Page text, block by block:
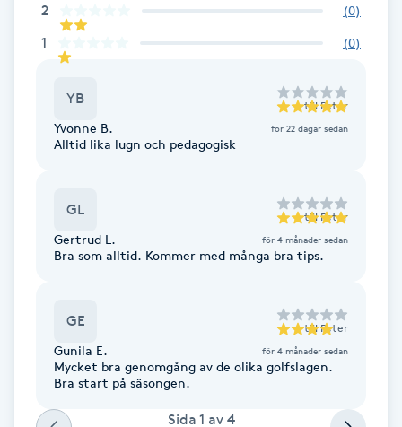
Cryoterapi
Damklippning
Dermapen
Diamantslipning
Extensions
Extensions borttagning
Eyeliner-tatuering
2 (0)
1 (0)
YB till Peter
Yvonne B. för 22 dagar sedan
Alltid lika lugn och pedagogisk
GL till Peter
Gertrud L. för 4 månader sedan
Bra som alltid. Kommer med många bra tips.
GE till Peter
Gunila E. för 4 månader sedan
Mycket bra genomgång av de olika golfslagen.
Bra start på säsongen.
Sida 1 av 4